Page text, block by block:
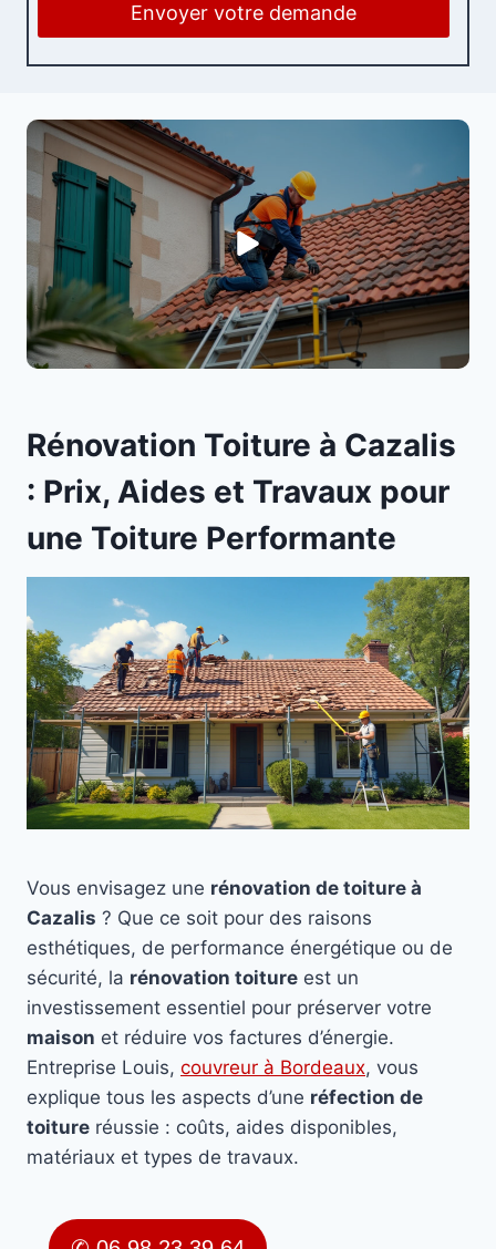
Envoyer votre demande
Rénovation Toiture à Cazalis
: Prix, Aides et Travaux pour
une Toiture Performante
Vous envisagez une rénovation de toiture à
Cazalis ? Que ce soit pour des raisons
esthétiques, de performance énergétique ou de
sécurité, la rénovation toiture est un
investissement essentiel pour préserver votre
maison et réduire vos factures d’énergie.
Entreprise Louis, couvreur à Bordeaux, vous
explique tous les aspects d’une réfection de
toiture réussie : coûts, aides disponibles,
matériaux et types de travaux.